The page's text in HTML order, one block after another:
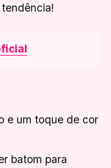
e um toque de cor
batom para